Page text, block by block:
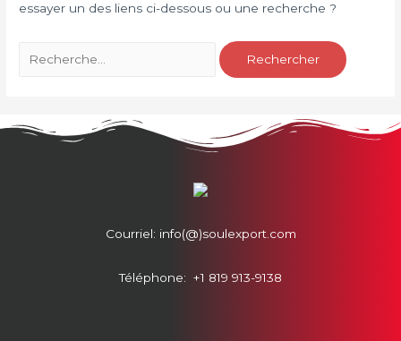
essayer un des liens ci-dessous ou une recherche ?
Courriel: info(@)soulexport.com
Téléphone: +1 819 913-9138